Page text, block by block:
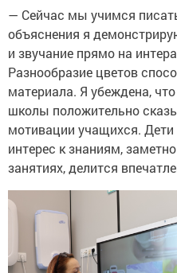
— Сейчас мы учимся
объяснения я
и звучание прямо на
Разнообразие цветов
материала. Я убеждена,
школы положительно
мотивации учащихся.
интерес к знаниям,
занятиях, делится